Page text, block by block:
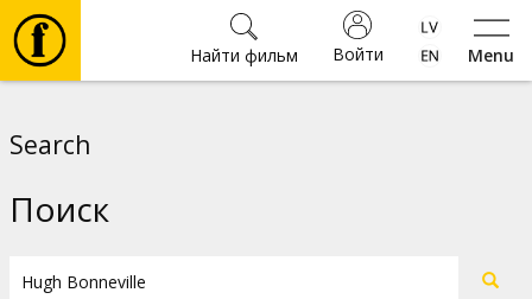
Menu
Войти
Найти фильм
Search
Поиск